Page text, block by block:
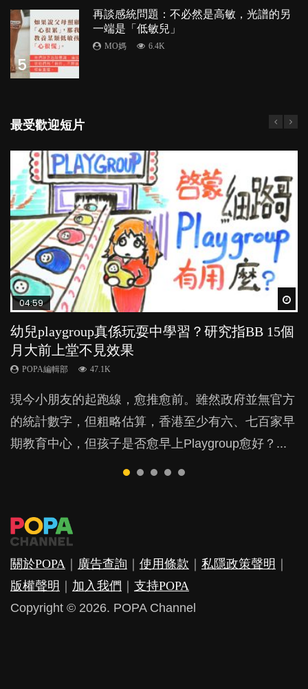
5
再談感統問題：不必然是高敏，光譜的另
一端是「低敏兒」
MO媽 6.4K
最受歡迎短片
04:59
幼兒playgroup真係玩耍中學習？研究指BB 15個
月大前上堂不見效果
POPA編輯部 47.1K
現今小朋友的起跑線，愈推愈前。雖然政府並無官方
的統計數字，但粗略估算，香港至少有六、七百家早
期教育中心，但孩子是否愈早上Playgroup愈好？...
03:39
幼稚園遊戲課 如何刺激幼兒自發學習取代獎勵
與懲罰？
POPA編輯部 33.1K
由美國學者所創的 tools of the mind 課程，學生以遊
戲方式學習，學術能力和自制能力亦明顯比其他小朋
友優勝，到底這課程有何特別之處？...
03:02
老公患產後憂鬱症對BB的影響
POPA編輯部 15.9K
鬱，影響日常生活，嚴重的甚至會有自殺，或傷害小
朋友的念頭。但為何爸爸患上產後抑鬱往往難以察
覺？...
04:06
全職好？在職好？｜全職媽媽與在職媽媽的壓
力與價值
POPA編輯部 25.8K
許多媽媽心底可能都有一刻掙扎過：究竟全職好，還
是在職好。雖說每個家庭都有自己的獨特狀況和考慮
因素，但原來全職和在職媽媽所養育的子女其實都各
04:18
凡事以BB為中心，就係好爸媽？｜別忽視父母
的身心虛耗
POPA編輯部 31.5K
父母日夜無間、身心俱疲地照顧BB，如何做到正向
教養？部份父母更會為了小朋友放棄自己的嗜好、減
少出席朋友聚會等等，你以為會換來美好的親子關
關於POPA 廣告查詢 使用條款 私隱政策聲明
版權聲明
加入我們
支持POPA
Copyright © 2026. POPA Channel